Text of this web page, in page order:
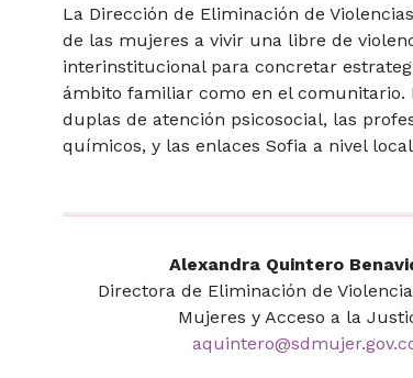
La Dirección de Eliminación de
de las mujeres a vivir una libre de
interinstitucional para concretar
ámbito familiar como en el
duplas de atención psicosocial, las
químicos, y las enlaces Sofia a nivel
Alexandra Quintero
Directora de Eliminación de
Mujeres y Acceso a la